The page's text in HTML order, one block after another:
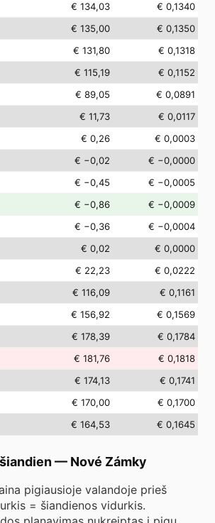
€ 134,03
€ 0,1340
€ 135,00
€ 0,1350
€ 131,80
€ 0,1318
€ 115,19
€ 0,1152
€ 89,05
€ 0,0891
€ 11,73
€ 0,0117
€ 0,26
€ 0,0003
€ −0,02
€ −0,0000
€ −0,45
€ −0,0005
€ −0,86
€ −0,0009
€ −0,36
€ −0,0004
€ 0,02
€ 0,0000
€ 22,23
€ 0,0222
€ 116,09
€ 0,1161
€ 156,92
€ 0,1569
€ 178,39
€ 0,1784
€ 181,76
€ 0,1818
€ 174,13
€ 0,1741
€ 170,00
€ 0,1700
€ 164,53 € 0,1645
— Nové Zámky
pigiausioje valandoje prieš
= šiandienos vidurkis.